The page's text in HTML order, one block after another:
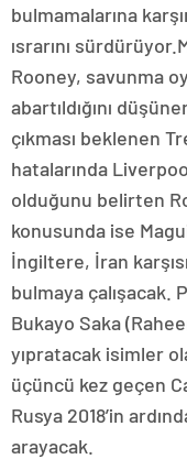
bulmamalarına
ısrarını
Rooney, savunma
abartıldığını
çıkması beklenen
hatalarında
olduğunu belirten
konusunda ise
İngiltere, İran
bulmaya çalışacak.
Bukayo Saka
yıpratacak isimler
üçüncü kez geçen
Rusya 2018’in
arayacak.